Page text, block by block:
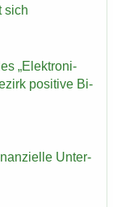
sich
„Elek­tro­ni­
po­si­ti­ve Bi­
Un­ter­